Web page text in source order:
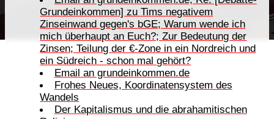
Grundeinkommen] zu Tims negativem
Zinseinwand gegen's bGE; Warum wende ich
mich überhaupt an Euch?; Zur Bedeutung der
Zinsen; Teilung der €-Zone in ein Nordreich und
ein Südreich - schon mal gehört?
Email an grundeinkommen.de
Frohes Neues, Koordinatensystem des
Wandels
Der Kapitalismus und die abrahamitischen